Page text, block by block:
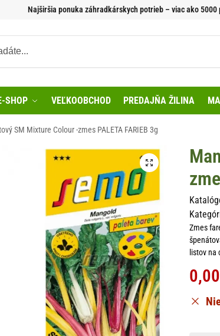
Najširšia ponuka záhradkárskych potrieb – viac ako 5000
SHOP VEĽKOOBCHOD PREDAJŇA ŽILINA
SM Mixture Colour -zmes PALETA FARIEB 3g
Zmes
listov na
0,00